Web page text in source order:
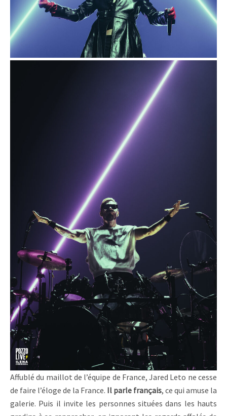
Affublé du maillot de l’équipe de France, Jared Leto ne cesse
de faire l’éloge de la France. Il parle français, ce qui amuse la
galerie. Puis il invite les personnes situées dans les hauts